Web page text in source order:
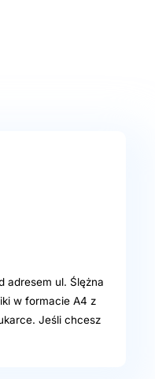
adresem ul. Ślężna
w formacie A4 z
Jeśli chcesz